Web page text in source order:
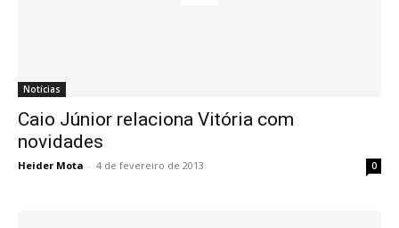
Notícias
Caio Júnior relaciona Vitória com
novidades
Heider Mota - 4 de fevereiro de 2013 0